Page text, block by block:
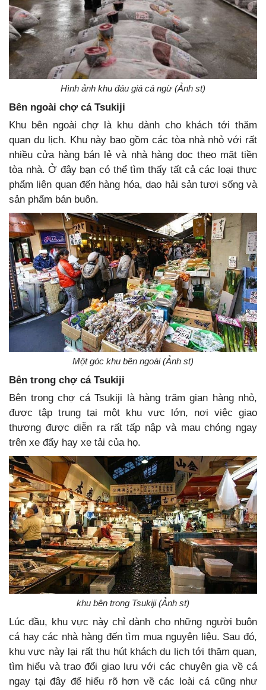
Hình ảnh khu đáu giá cá ngừ (Ảnh st)
Bên ngoài chợ cá Tsukiji
Khu bên ngoài chợ là khu dành cho khách tới thăm
quan du lịch. Khu này bao gồm các tòa nhà nhỏ với rất
nhiều cửa hàng bán lẻ và nhà hàng dọc theo mặt tiền
tòa nhà. Ở đây bạn có thể tìm thấy tất cả các loại thực
phẩm liên quan đến hàng hóa, dao hải sản tươi sống và
sản phẩm bán buôn.
Một góc khu bên ngoài (Ảnh st)
Bên trong chợ cá Tsukiji
Bên trong chợ cá Tsukiji là hàng trăm gian hàng nhỏ,
được tập trung tại một khu vực lớn, nơi việc giao
thương được diễn ra rất tấp nập và mau chóng ngay
trên xe đẩy hay xe tải của họ.
khu bên trong Tsukiji (Ảnh st)
Lúc đầu, khu vực này chỉ dành cho những người buôn
cá hay các nhà hàng đến tìm mua nguyên liệu. Sau đó,
khu vực này lại rất thu hút khách du lịch tới thăm quan,
tìm hiểu và trao đổi giao lưu với các chuyên gia về cá
ngay tại đây để hiểu rõ hơn về các loài cá cũng như